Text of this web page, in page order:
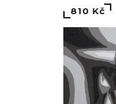
810 Kč